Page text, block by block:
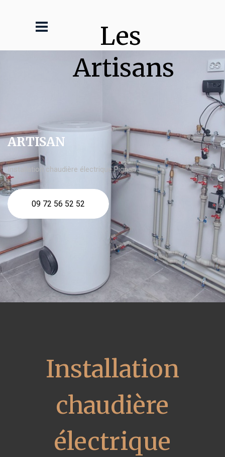
Les
Artisans
ARTISAN
Installation chaudière électrique Pignan
09 72 56 52 52
Installation
chaudière
électrique